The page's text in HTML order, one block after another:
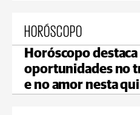
HORÓSCOPO
Horóscopo destaca
oportunidades no
e no amor nesta